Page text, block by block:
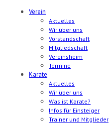
Verein
Aktuelles
Wir über uns
Vorstandschaft
Mitgliedschaft
Vereinsheim
Termine
Karate
Aktuelles
Wir über uns
Was ist Karate?
Infos für Einsteiger
Trainer und Mitglieder